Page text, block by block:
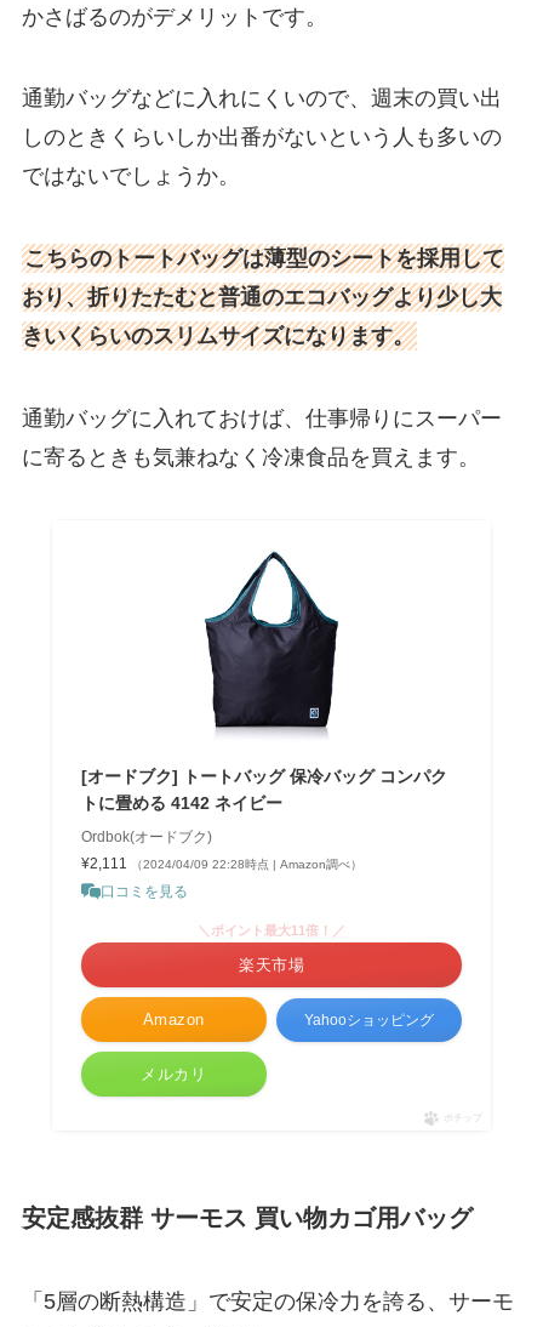
かさばるのがデメリットです。
通勤バッグなどに入れにくいので、週末の買い出
しのときくらいしか出番がないという人も多いの
ではないでしょうか。
こちらのトートバッグは薄型のシートを採用して
おり、折りたたむと普通のエコバッグより少し大
きいくらいのスリムサイズになります。
通勤バッグに入れておけば、仕事帰りにスーパー
に寄るときも気兼ねなく冷凍食品を買えます。
[オードブク] トートバッグ 保冷バッグ コンパク
トに畳める 4142 ネイビー
Ordbok(オードブク)
¥2,111
（2024/04/09 22:28時点 | Amazon調べ）
口コミを見る
Amazon
＼ポイント最大11倍！／
楽天市場
Yahooショッピング
メルカリ
ポチップ
安定感抜群 サーモス 買い物カゴ用バッグ
「5層の断熱構造」で安定の保冷力を誇る、サーモ